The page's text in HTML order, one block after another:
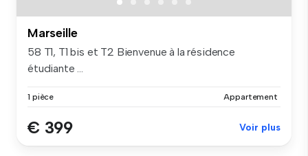
Marseille
58 T1, T1 bis et T2 Bienvenue à la résidence
étudiante ...
1 pièce Appartement
€ 399 Voir plus